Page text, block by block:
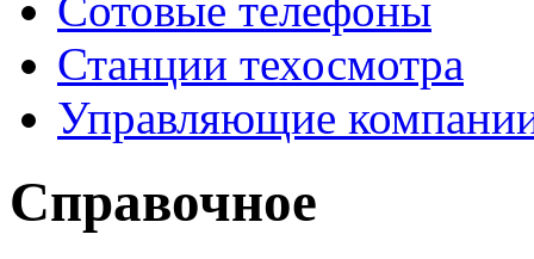
Станции техосмотра
Управляющие
Справочное